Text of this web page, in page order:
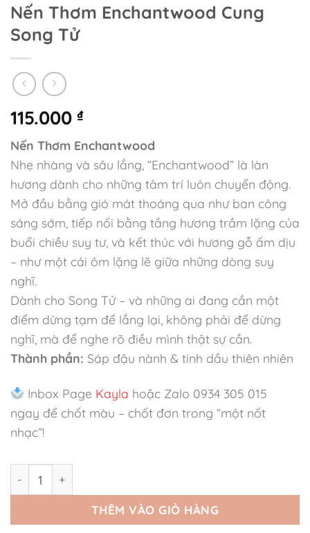
Nến Thơm Enchantwood Cung
Song Tử
115.000 ₫
Nến Thơm Enchantwood
Nhẹ nhàng và sâu lắng, “Enchantwood” là làn
hương dành cho những tâm trí luôn chuyển động.
Mở đầu bằng gió mát thoáng qua như ban công
sáng sớm, tiếp nối bằng tầng hương trầm lặng của
buổi chiều suy tư, và kết thúc với hương gỗ ấm dịu
– như một cái ôm lặng lẽ giữa những dòng suy
nghĩ.
Dành cho Song Tử – và những ai đang cần một
điểm dừng tạm để lắng lại, không phải để dừng
nghĩ, mà để nghe rõ điều mình thật sự cần.
Thành phần: Sáp đậu nành & tinh dầu thiên nhiên
Inbox Page Kayla hoặc Zalo 0934 305 015
ngay để chốt màu – chốt đơn trong “một nốt
nhạc”!
THÊM VÀO GIỎ HÀNG